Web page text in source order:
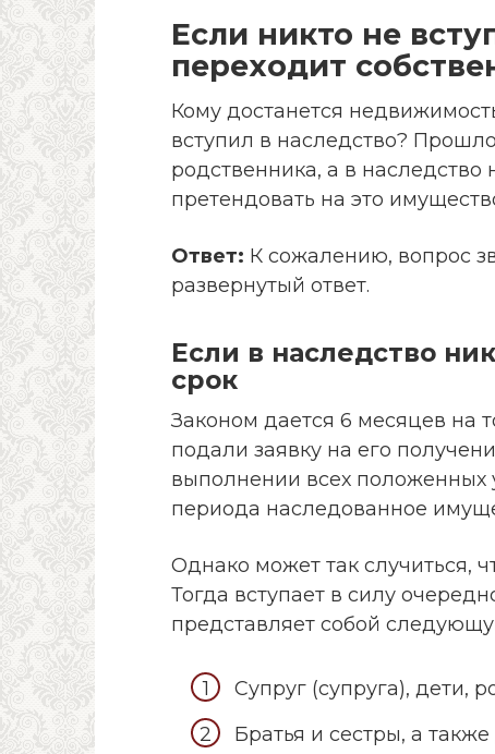
Если никто не
переходит
Кому достанется
вступил в наследство?
родственника, а в
претендовать на это
Ответ: К сожалению, вопрос
развернутый ответ.
Если в наследство
срок
Законом дается 6 месяцев на
подали заявку на его
выполнении всех положенных
периода наследованное
Однако может так случиться,
Тогда вступает в силу
представляет собой
Супруг (супруга), дети,
Братья и сестры, а